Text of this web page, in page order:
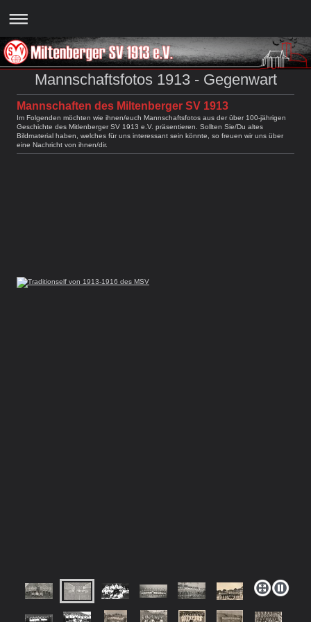
Mannschaftsfotos 1913 - Gegenwart
Mannschaften des Miltenberger SV 1913
Im Folgenden möchten wie ihnen/euch Mannschaftsfotos aus der über 100-jährigen
Geschichte des Mitlenberger SV 1913 e.V. präsentieren. Sollten Sie/Du altes
Bildmaterial haben, welches für uns interessant sein könnte, so freuen wir uns über
eine Nachricht von ihnen/dir.